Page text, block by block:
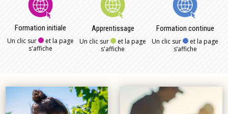
Formation initiale
Un clic sur
et la page
s'affiche
Apprentissage
Un clic sur
et la page
s'affiche
Formation continue
Un clic sur
et la page
s’affiche